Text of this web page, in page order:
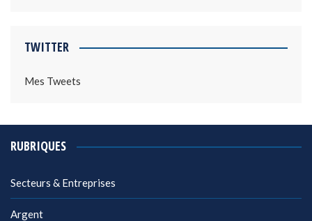
TWITTER
Mes Tweets
RUBRIQUES
Secteurs & Entreprises
Argent